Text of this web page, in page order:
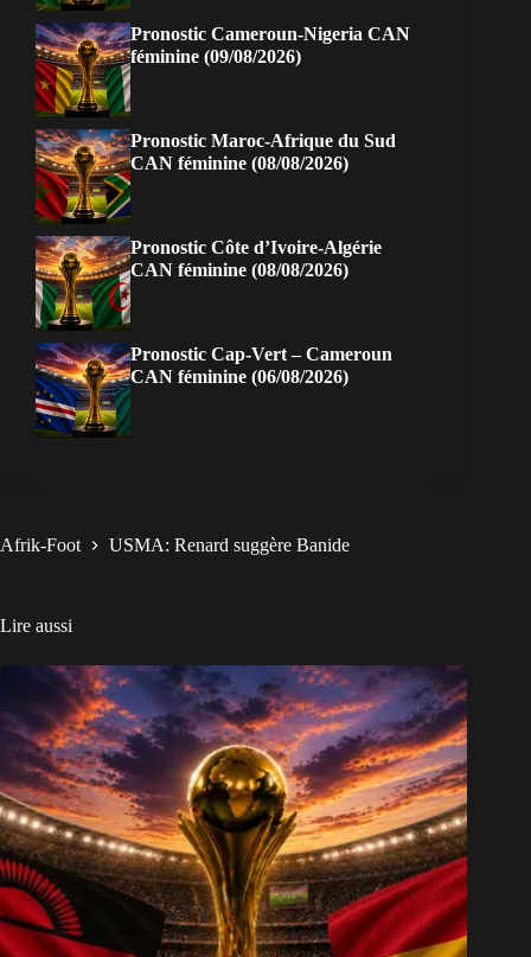
Pronostic Cameroun-Nigeria CAN
féminine (09/08/2026)
Pronostic Maroc-Afrique du Sud
CAN féminine (08/08/2026)
Pronostic Côte d’Ivoire-Algérie
CAN féminine (08/08/2026)
Pronostic Cap-Vert – Cameroun
CAN féminine (06/08/2026)
Afrik-Foot USMA: Renard suggère Banide
Lire aussi